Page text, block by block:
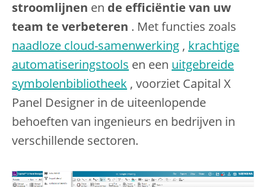
stroomlijnen en de efficiëntie van uw
team te verbeteren . Met functies zoals
naadloze cloud-samenwerking , krachtige
automatiseringstools en een uitgebreide
symbolenbibliotheek , voorziet Capital X
Panel Designer in de uiteenlopende
behoeften van ingenieurs en bedrijven in
verschillende sectoren.